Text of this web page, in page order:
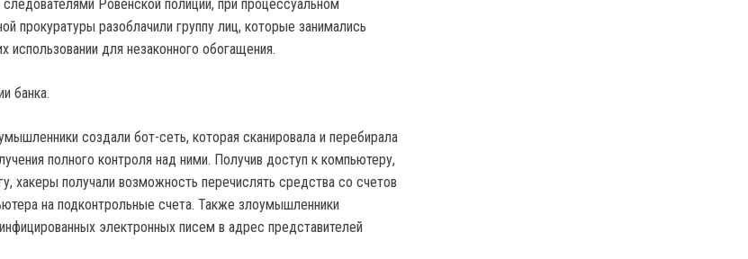
Ровенской полиции, при процессуальном
прокуратуры разоблачили группу лиц, которые занимались
использовании для незаконного обогащения.
банка.
создали бот-сеть, которая сканировала и перебирала
полного контроля над ними. Получив доступ к компьютеру,
хакеры получали возможность перечислять средства со счетов
на подконтрольные счета. Также злоумышленники
электронных писем в адрес представителей